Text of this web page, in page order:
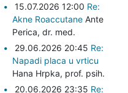
15.07.2026 12:00 Re:
Akne Roaccutane Ante
Perica, dr. med.
29.06.2026 20:45 Re:
Napadi placa u vrticu
Hana Hrpka, prof. psih.
20.06.2026 23:35 Re: